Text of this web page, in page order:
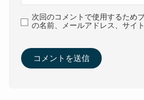
次回のコメントで使用するため
の名前、メールアドレス、サイ